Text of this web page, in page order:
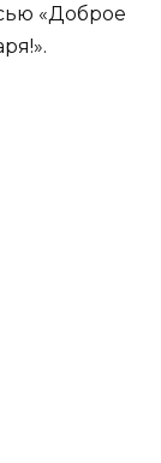
«Доброе